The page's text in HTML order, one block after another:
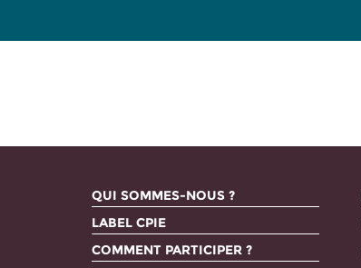
QUI SOMMES-NOUS ?
LABEL CPIE
COMMENT PARTICIPER ?